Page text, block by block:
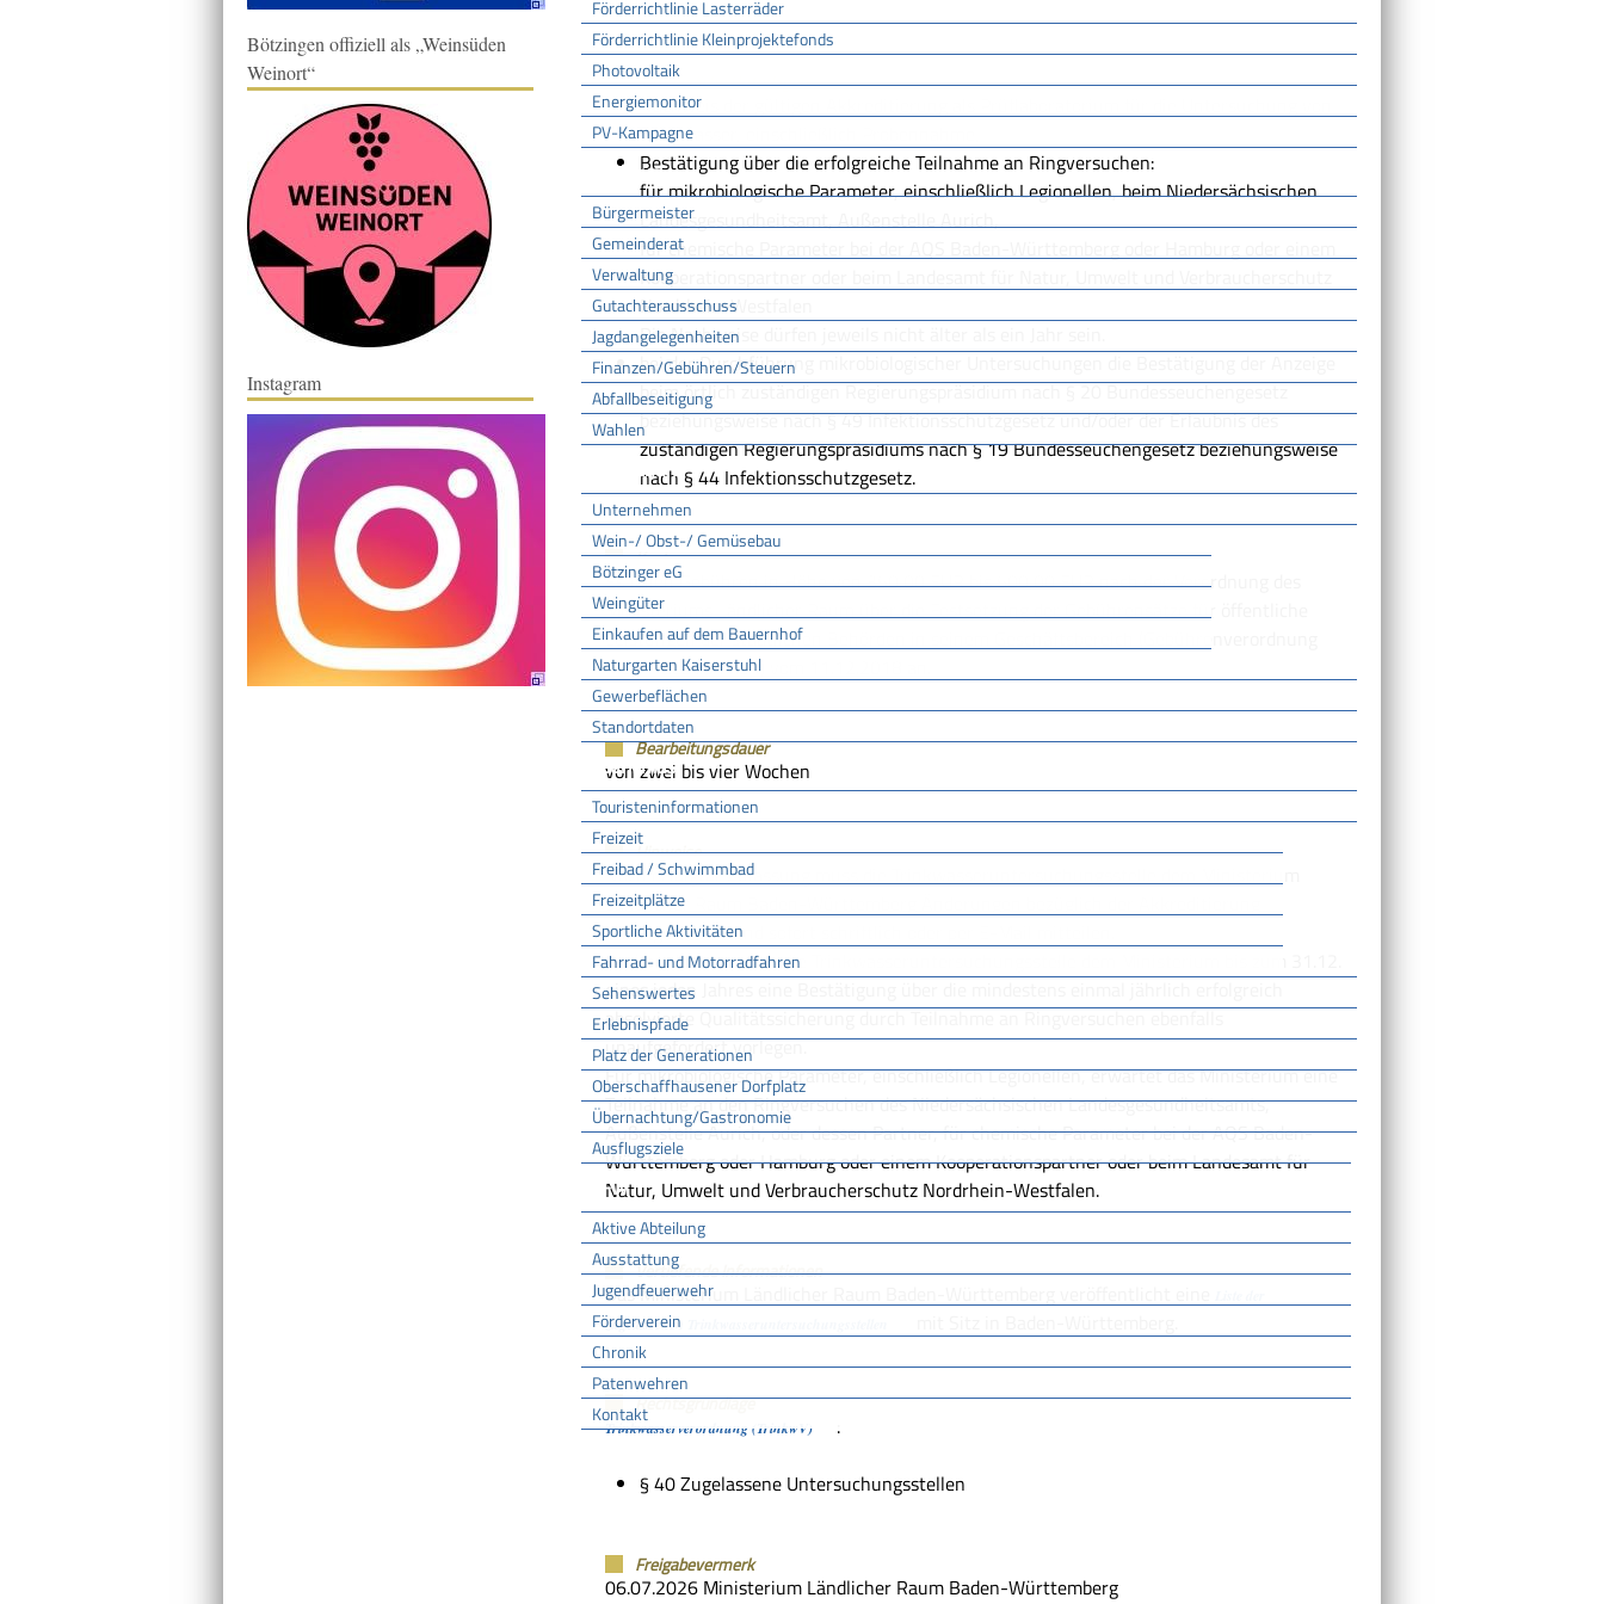
Förderrichtlinie Lasterräder
Förderrichtlinie Kleinprojektefonds
Photovoltaik
Energiemonitor
PV-Kampagne
Rathaus
Bürgermeister
Gemeinderat
Verwaltung
Gutachterausschuss
Jagdangelegenheiten
Finanzen/Gebühren/Steuern
Abfallbeseitigung
Wahlen
Wirtschaft
Unternehmen
Wein-/ Obst-/ Gemüsebau
Bötzinger eG
Weingüter
Einkaufen auf dem Bauernhof
Naturgarten Kaiserstuhl
Gewerbeflächen
Standortdaten
Tourismus
Touristeninformationen
Freizeit
Freibad / Schwimmbad
Freizeitplätze
Sportliche Aktivitäten
Fahrrad- und Motorradfahren
Sehenswertes
Erlebnispfade
Platz der Generationen
Oberschaffhausener Dorfplatz
Übernachtung/Gastronomie
Ausflugsziele
FFW
Aktive Abteilung
Ausstattung
Jugendfeuerwehr
Förderverein
Chronik
Patenwehren
Kontakt
Bötzingen offiziell als „Weinsüden
Weinort“
Instagram
Erforderliche Unterlagen
Nachweis der gültigen Akkreditierung als Prüflaboratorium für die Untersuchung von
Trinkwasser, einschließlich Probennahme,
Bestätigung über die erfolgreiche Teilnahme an Ringversuchen:
für mikrobiologische Parameter, einschließlich Legionellen, beim Niedersächsischen
Landesgesundheitsamt, Außenstelle Aurich,
für chemische Parameter bei der AQS Baden-Württemberg oder Hamburg oder einem
Kooperationspartner oder beim Landesamt für Natur, Umwelt und Verbraucherschutz
Nordrhein-Westfalen
Die Nachweise dürfen jeweils nicht älter als ein Jahr sein.
bei der Durchführung mikrobiologischer Untersuchungen die Bestätigung der Anzeige
beim örtlich zuständigen Regierungspräsidium nach § 20 Bundesseuchengesetz
beziehungsweise nach § 49 Infektionsschutzgesetz und/oder der Erlaubnis des
zuständigen Regierungspräsidiums nach § 19 Bundesseuchengesetz beziehungsweise
nach § 44 Infektionsschutzgesetz.
Kosten
Es fallen Gebühren in Höhe von 350,00 EUR bis 500,00 EUR nach der Verordnung des
Ministeriums Ländlicher Raum über die Festsetzung der Gebührensätze für öffentliche
Leistungen der staatlichen Behörden in seinem Geschäftsbereich (Gebührenverordnung
MLR - GebVO-MLR) vom 11.12.2018 an.
Bearbeitungsdauer
von zwei bis vier Wochen
Hinweise
Nach erfolgter Zulassung muss die Trinkwasseruntersuchungsstelle dem Ministerium
Ländlicher Raum Baden-Württemberg Änderungen bezüglich der Akkreditierung
unaufgefordert und sofort schriftlich oder per E-Mail mitteilen.
Darüber hinaus muss die Trinkwasseruntersuchungsstelle dem Ministerium bis zum 31.12.
eines jeden Jahres eine Bestätigung über die mindestens einmal jährlich erfolgreich
absolvierte Qualitätssicherung durch Teilnahme an Ringversuchen ebenfalls
unaufgefordert vorlegen.
Für mikrobiologische Parameter, einschließlich Legionellen, erwartet das Ministerium eine
Teilnahme an den Ringversuchen des Niedersächsischen Landesgesundheitsamts,
Außenstelle Aurich, oder dessen Partner, für chemische Parameter bei der AQS Baden-
Württemberg oder Hamburg oder einem Kooperationspartner oder beim Landesamt für
Natur, Umwelt und Verbraucherschutz Nordrhein-Westfalen.
Vertiefende Informationen
Das Ministerium Ländlicher Raum Baden-Württemberg veröffentlicht eine
zugelassenen Trinkwasseruntersuchungsstellen
Rechtsgrundlage
Trinkwasserverordnung (TrinkwV)
:
§ 40 Zugelassene Untersuchungsstellen
Freigabevermerk
06.07.2026 Ministerium Ländlicher Raum Baden-Württemberg